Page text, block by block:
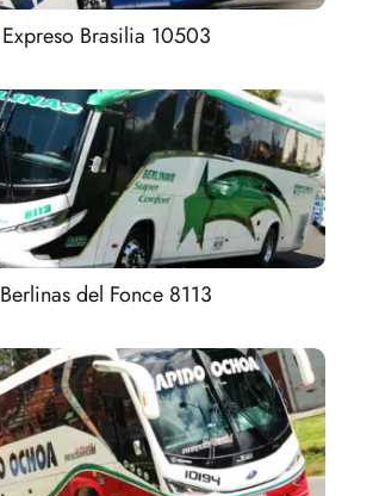
Expreso Brasilia 10503
Berlinas del Fonce 8113